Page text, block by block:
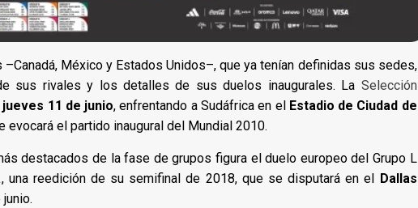
México y Estados Unidos–, que ya tenían definidas sus sedes,
sus rivales y los detalles de sus duelos inaugurales. La Selección
jueves 11 de junio, enfrentando a Sudáfrica en el Estadio de Ciudad de
evocará el partido inaugural del Mundial 2010.
destacados de la fase de grupos figura el duelo europeo del Grupo L
, una reedición de su semifinal de 2018, que se disputará en el Dallas